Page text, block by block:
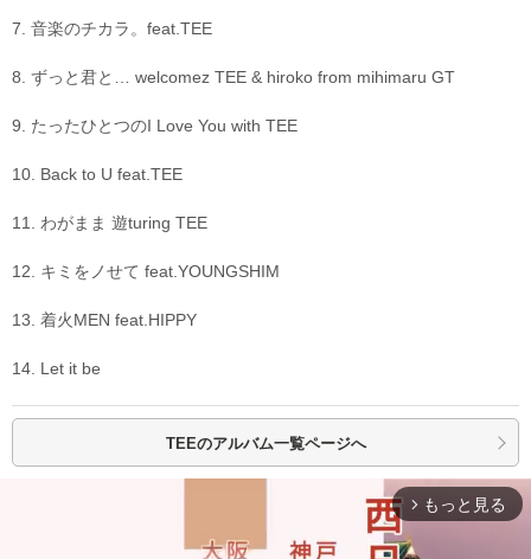
7. 音楽のチカラ。feat.TEE
8. ずっと君と… welcomez TEE & hiroko from mihimaru GT
9. たったひとつのI Love You with TEE
10. Back to U feat.TEE
11. わがまま 遊turing TEE
12. キミをノせて feat.YOUNGSHIM
13. 着火MEN feat.HIPPY
14. Let it be
TEEのアルバム一覧ページへ
arrow_forward_ios もっと見る